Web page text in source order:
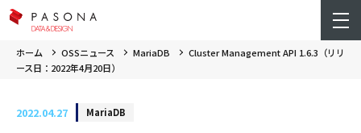
ホーム OSSニュース MariaDB
Cluster Management API 1.6.3（リリ
ース日：2022年4月20日）
2022.04.27 MariaDB